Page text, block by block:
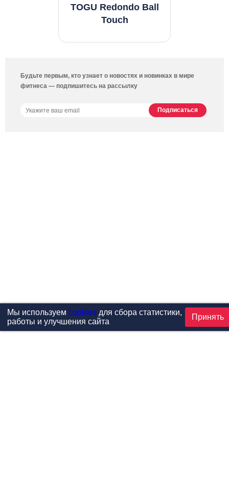
TOGU Redondo Ball
Touch
Будьте первым, кто узнает о новостях и новинках в мире
фитнеса — подпишитесь на рассылку
Мы используем cookiesдля сбора статистики,
работы и улучшения сайта
Принять